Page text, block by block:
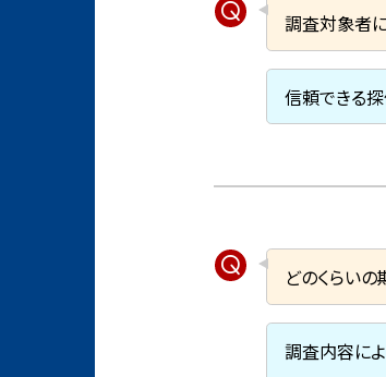
調査対象者
信頼できる
どのくらい
調査内容に